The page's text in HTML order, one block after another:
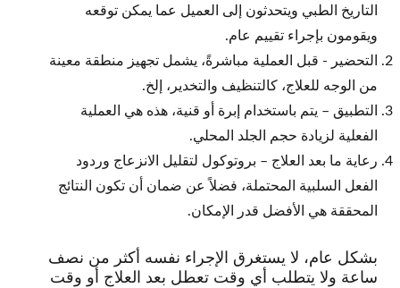
التاريخ الطبي ويتحدثون إلى العميل عما يمكن توقعه
ويقومون بإجراء تقييم عام.
التحضير - قبل العملية مباشرةً، يشمل تجهيز منطقة معينة
من الوجه للعلاج، كالتنظيف والتخدير، إلخ.
التطبيق – يتم باستخدام إبرة أو قنية، هذه هي العملية
الفعلية لزيادة حجم الجلد المحلي.
رعاية ما بعد العلاج – بروتوكول لتقليل الانزعاج وردود
الفعل السلبية المحتملة، فضلاً عن ضمان أن تكون النتائج
المحققة هي الأفضل قدر الإمكان.
بشكل عام، لا يستغرق الإجراء نفسه أكثر من نصف
ساعة ولا يتطلب أي وقت تعطل بعد العلاج أو وقت